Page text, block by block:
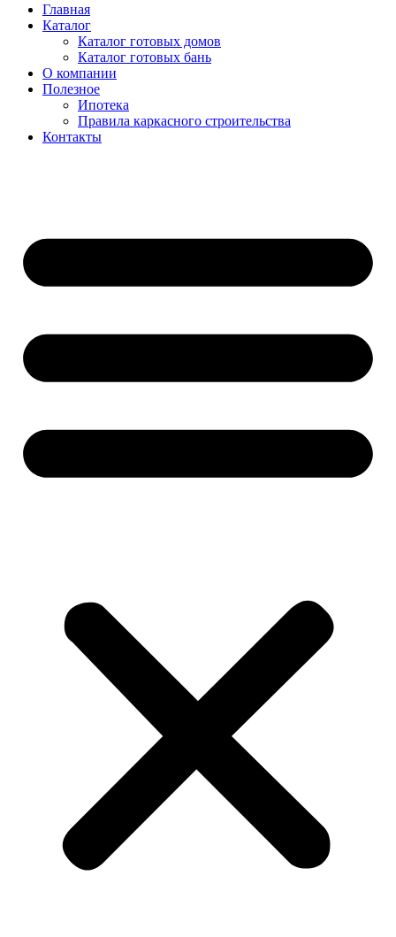
Главная
Каталог
Каталог готовых домов
Каталог готовых бань
О компании
Полезное
Ипотека
Правила каркасного строительства
Контакты